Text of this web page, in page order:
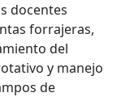
docentes
forrajeras,
del
y manejo
de